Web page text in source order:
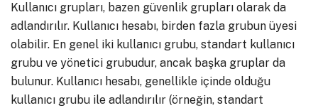
Kullanıcı grupları, bazen güvenlik grupları olarak da
adlandırılır. Kullanıcı hesabı, birden fazla grubun üyesi
olabilir. En genel iki kullanıcı grubu, standart kullanıcı
grubu ve yönetici grubudur, ancak başka gruplar da
bulunur. Kullanıcı hesabı, genellikle içinde olduğu
kullanıcı grubu ile adlandırılır (örneğin, standart